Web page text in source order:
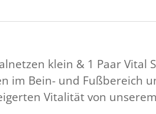
klein & 1 Paar
im Bein- und Fußbereich
Vitalität von